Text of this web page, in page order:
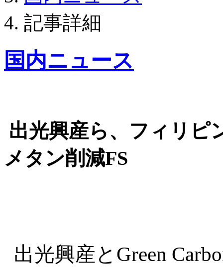
記事詳細
国内ニュース
出光興産ら、フィリピ
メタン削減FS
出光興産とGreen